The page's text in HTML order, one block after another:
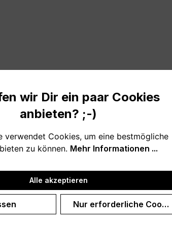
den Hundepapa. Oder ein tolles
wir Dir ein paar Cookies
anbieten? ;-)
verwendet Cookies, um eine bestmögliche
zu können. Mehr Informationen ...
Alle akzeptieren
Nur erforderliche